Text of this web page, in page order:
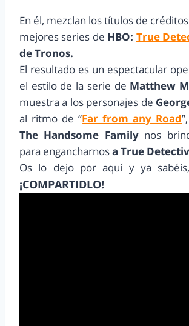
En él, mezclan los títulos de
mejores series de HBO: True
de Tronos.
El resultado es un espectacular
el estilo de la serie de Matthew
muestra a los personajes de
al ritmo de “Far from any Road
The Handsome Family nos
para engancharnosa True
Os lo dejo por aquí y ya
¡COMPARTIDLO!